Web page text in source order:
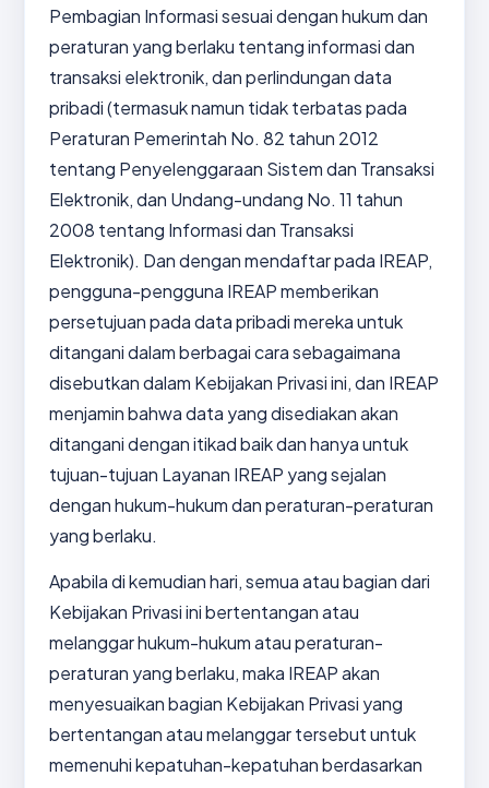
Pembagian Informasi sesuai dengan hukum dan
peraturan yang berlaku tentang informasi dan
transaksi elektronik, dan perlindungan data
pribadi (termasuk namun tidak terbatas pada
Peraturan Pemerintah No. 82 tahun 2012
tentang Penyelenggaraan Sistem dan Transaksi
Elektronik, dan Undang-undang No. 11 tahun
2008 tentang Informasi dan Transaksi
Elektronik). Dan dengan mendaftar pada IREAP,
pengguna-pengguna IREAP memberikan
persetujuan pada data pribadi mereka untuk
ditangani dalam berbagai cara sebagaimana
disebutkan dalam Kebijakan Privasi ini, dan IREAP
menjamin bahwa data yang disediakan akan
ditangani dengan itikad baik dan hanya untuk
tujuan-tujuan Layanan IREAP yang sejalan
dengan hukum-hukum dan peraturan-peraturan
yang berlaku.
Apabila di kemudian hari, semua atau bagian dari
Kebijakan Privasi ini bertentangan atau
melanggar hukum-hukum atau peraturan-
peraturan yang berlaku, maka IREAP akan
menyesuaikan bagian Kebijakan Privasi yang
bertentangan atau melanggar tersebut untuk
memenuhi kepatuhan-kepatuhan berdasarkan